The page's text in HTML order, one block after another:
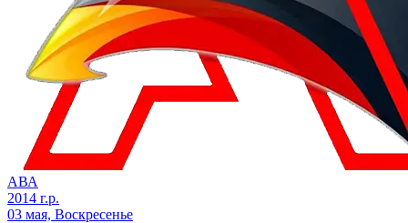
АВА
2014 г.р.
03 мая, Воскресенье